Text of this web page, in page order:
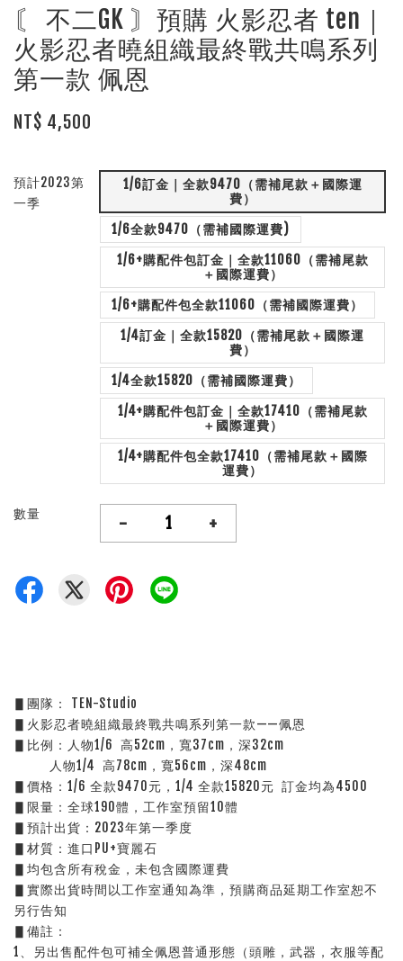
〘 不二GK 〙預購 火影忍者 ten｜
火影忍者曉組織最終戰共鳴系列
第一款 佩恩
NT$ 4,500
預計2023第
一季
1/6訂金｜全款9470（需補尾款＋國際運
費）
1/6全款9470（需補國際運費)
1/6+購配件包訂金｜全款11060（需補尾款
＋國際運費）
1/6+購配件包全款11060（需補國際運費）
1/4訂金｜全款15820（需補尾款＋國際運
費）
1/4全款15820（需補國際運費）
1/4+購配件包訂金｜全款17410（需補尾款
＋國際運費）
1/4+購配件包全款17410（需補尾款＋國際
運費）
數量 - +
▋團隊： TEN-Studio
▋火影忍者曉組織最終戰共鳴系列第一款——佩恩
▋比例：人物1/6  高52cm，寬37cm，深32cm
人物1/4  高78cm，寬56cm，深48cm
▋價格：1/6 全款9470元，1/4 全款15820元  訂金均為4500
▋限量：全球190體，工作室預留10體
▋預計出貨：2023年第一季度
▋材質：進口PU+寶麗石
▋均包含所有稅金，未包含國際運費
▋實際出貨時間以工作室通知為準，預購商品延期工作室恕不
另行告知
▋備註：
1、另出售配件包可補全佩恩普通形態（頭雕，武器，衣服等配